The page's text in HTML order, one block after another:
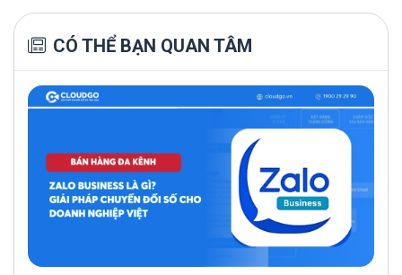
CÓ THỂ BẠN QUAN TÂM